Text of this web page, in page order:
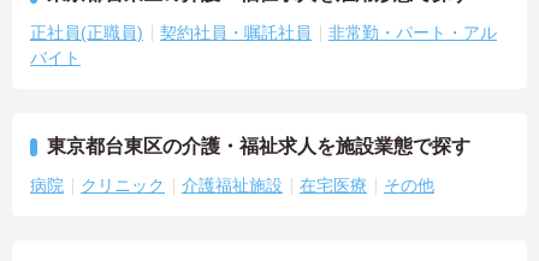
正社員(正職員) 契約社員・嘱託社員
非常勤・パート・アル
バイト
東京都台東区の介護・福祉求人を施設業態で探す
病院 クリニック 介護福祉施設 在宅医療 その他